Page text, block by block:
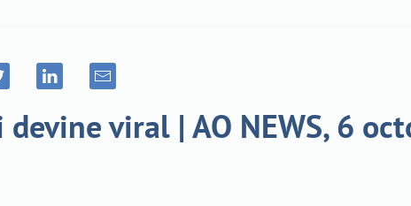
viral | AO NEWS, 6